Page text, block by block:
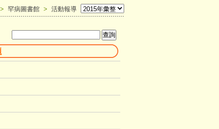
> 罕病圖書館 > 活動報導